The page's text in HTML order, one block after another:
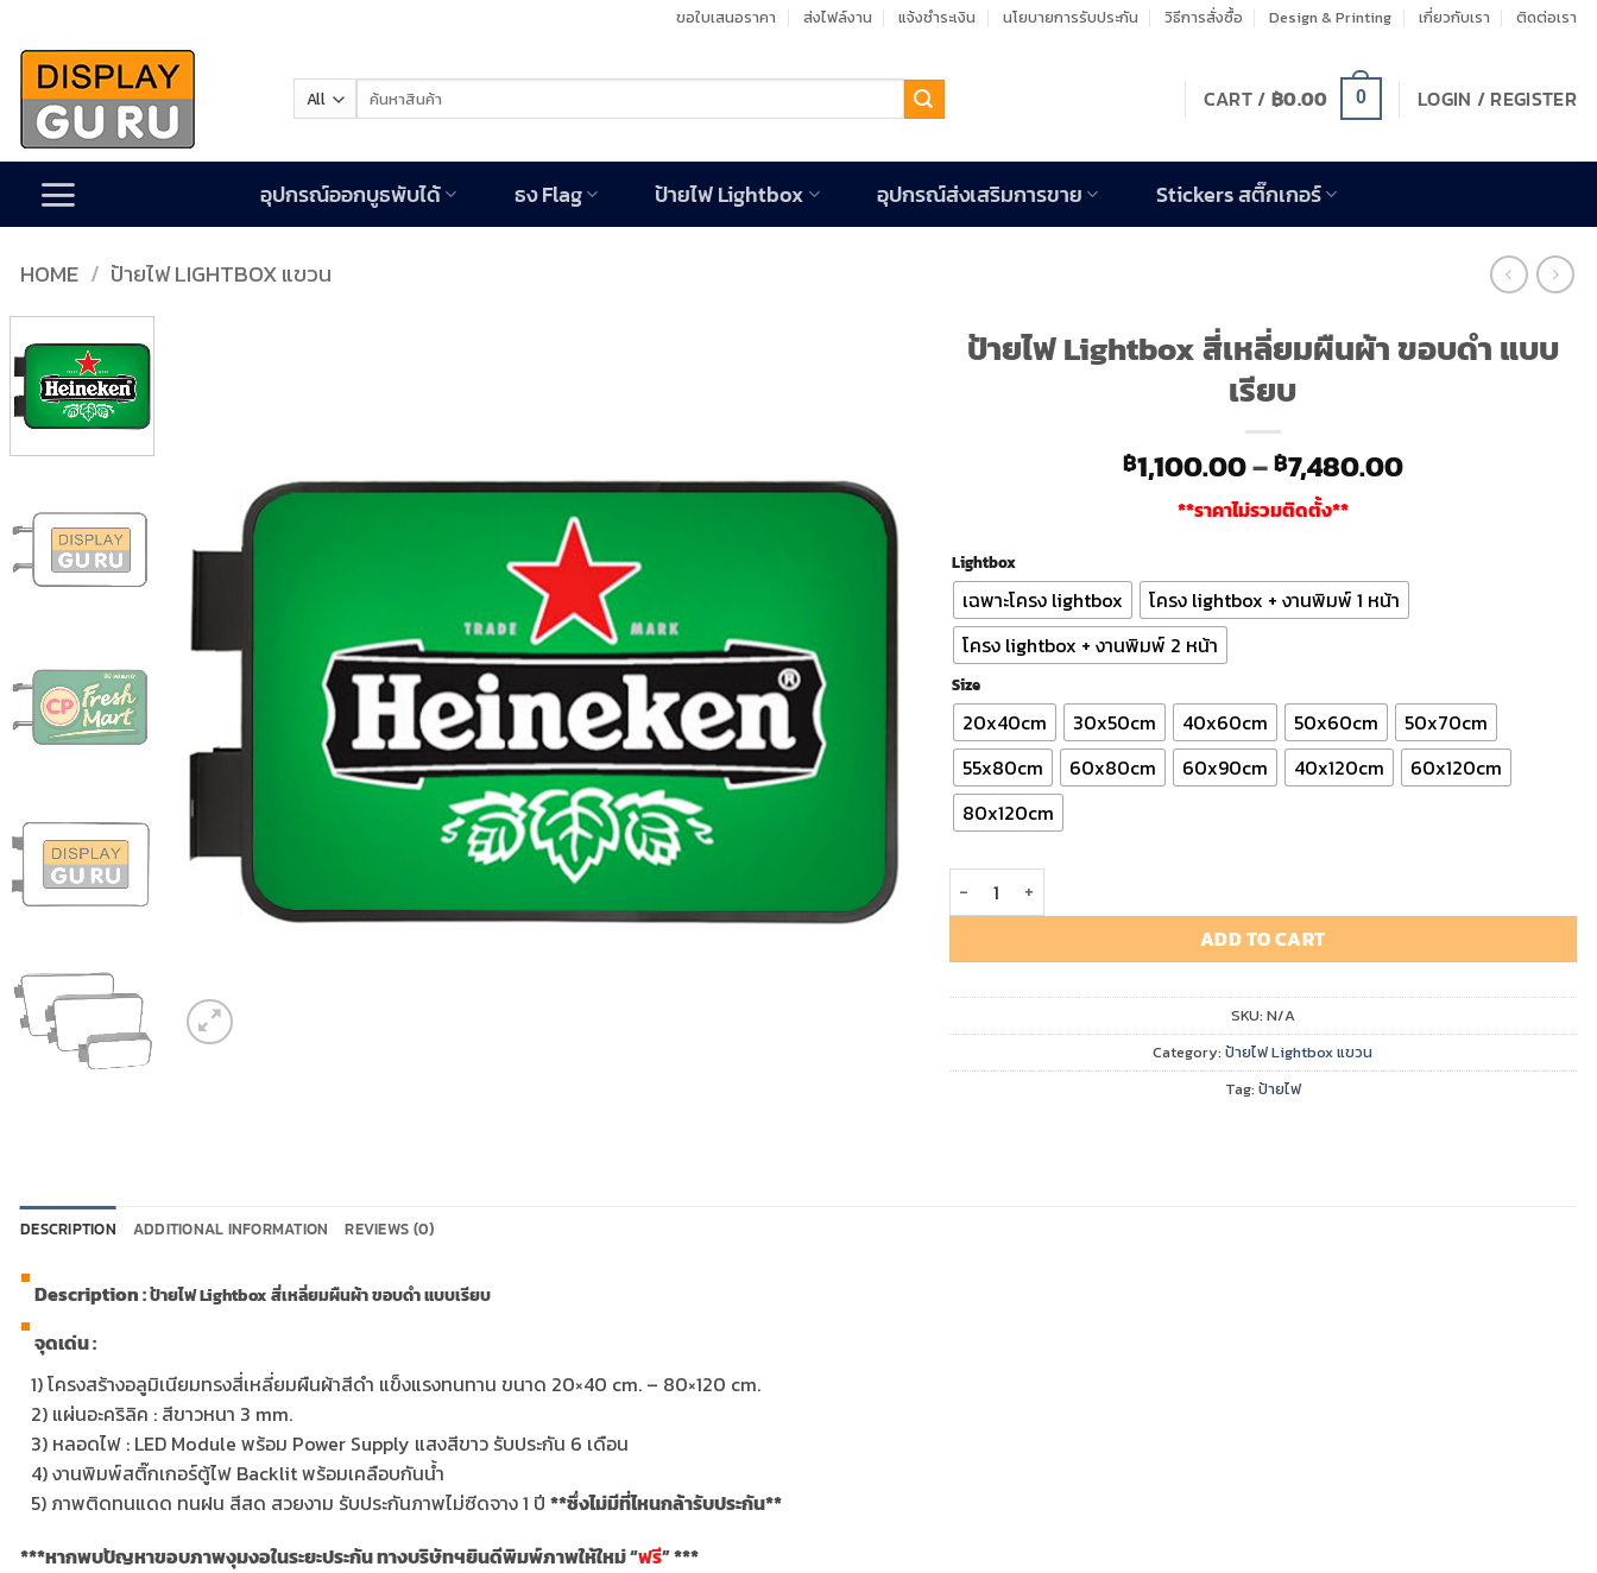
content
ขอใบเสนอราคา ส่งไฟล์งาน แจ้งชำระเงิน นโยบายการรับประกัน วิธีการสั่งซื้อ Design & Printing เกี่ยวกับเรา ติดต่อเรา
Search
for:
CART /฿0.00 0 LOGIN / REGISTER
อุปกรณ์ออกบูธพับได้ ธง Flag ป้ายไฟ Lightbox อุปกรณ์ส่งเสริมการขาย Stickers สติ๊กเกอร์
HOME / ป้ายไฟ LIGHTBOX แขวน
ป้ายไฟ Lightbox สี่เหลี่ยมผืนผ้า ขอบดำ แบบ
เรียบ
฿1,100.00–฿7,480.00Price
฿7,480.00
**ราคาไม่รวมติดตั้ง**
Lightbox
เฉพาะโครง lightbox
โครง lightbox + งานพิมพ์ 1 หน้า
โครง lightbox + งานพิมพ์ 2 หน้า
Size
20x40cm 30x50cm 40x60cm 50x60cm
50x70cm
55x80cm
60x80cm 60x90cm 40x120cm
60x120cm
80x120cm
ป้ายไฟ Lightbox สี่เหลี่ยมผืนผ้า ขอบดำ แบบเรียบ quantity
ADD TO CART
SKU: N/A
Category:ป้ายไฟ Lightbox แขวน
Tag: ป้ายไฟ
DESCRIPTION ADDITIONAL INFORMATION REVIEWS (0)
Description :ป้ายไฟ Lightbox สี่เหลี่ยมผืนผ้า ขอบดำ แบบเรียบ
จุดเด่น :
1) โครงสร้างอลูมิเนียมทรงสี่เหลี่ยมผืนผ้าสีดำ แข็งแรงทนทาน ขนาด 20×40 cm. – 80×120 cm.
2) แผ่นอะคริลิค : สีขาวหนา 3 mm.
3) หลอดไฟ : LED Module พร้อม Power Supply แสงสีขาว รับประกัน 6 เดือน
4) งานพิมพ์สติ๊กเกอร์ตู้ไฟ Backlit พร้อมเคลือบกันน้ำ
5) ภาพติดทนแดด ทนฝน สีสด สวยงาม รับประกันภาพไม่ซีดจาง 1 ปี **ซึ่งไม่มีที่ไหนกล้ารับประกัน**
***หากพบปัญหาขอบภาพงุมงอในระยะประกัน ทางบริษัทฯยินดีพิมพ์ภาพให้ใหม่ “ฟรี” ***